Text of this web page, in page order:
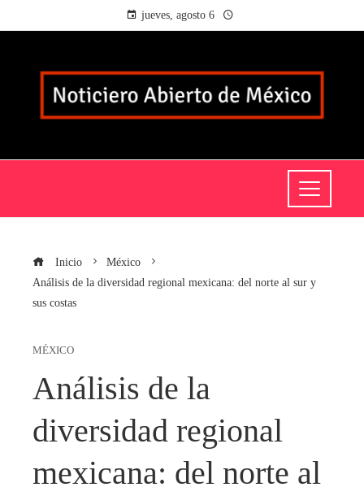
jueves, agosto 6
Inicio
México
Análisis de la diversidad regional mexicana: del norte al sur y
sus costas
MÉXICO
Análisis de la
diversidad regional
mexicana: del norte al